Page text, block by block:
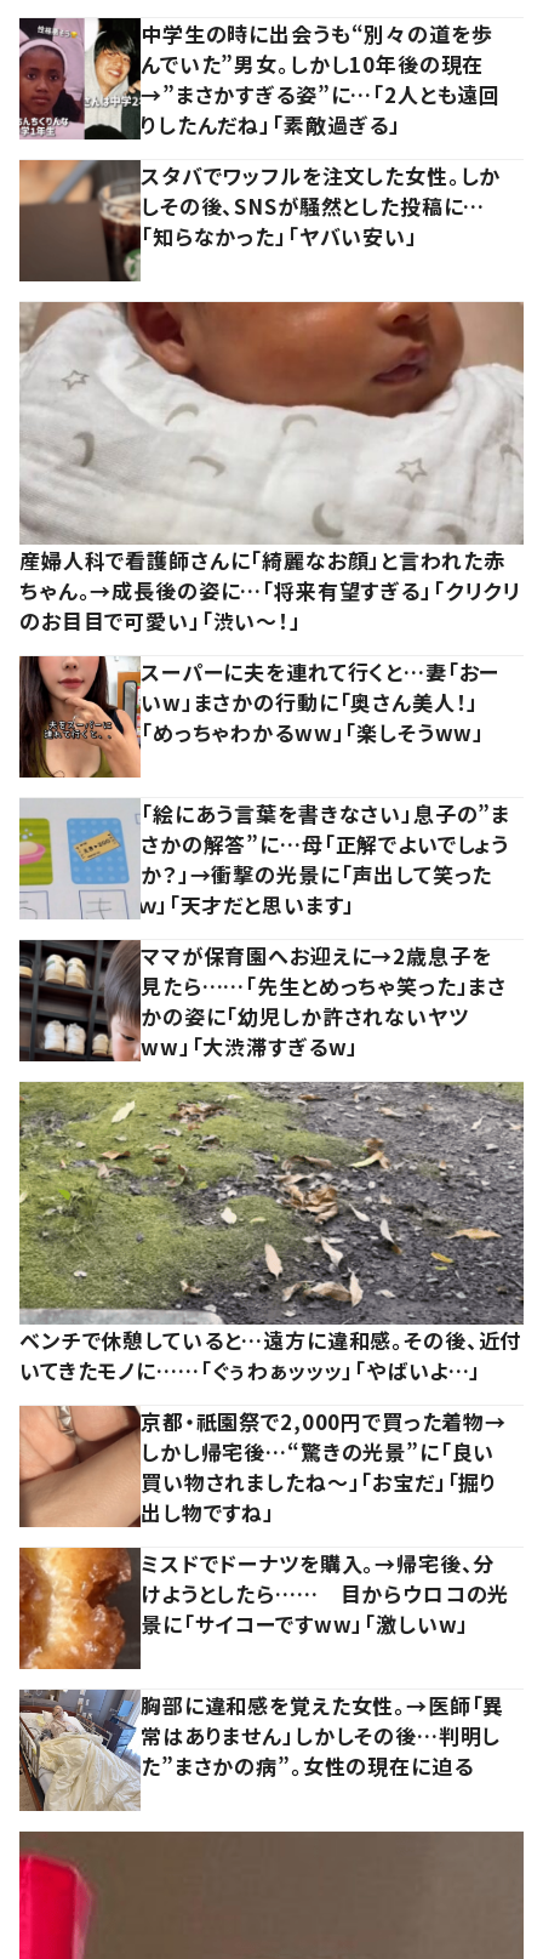
中学生の時に出会うも“別々の道を歩
んでいた”男女。しかし10年後の現在
→”まさかすぎる姿”に…「2人とも遠回
りしたんだね」「素敵過ぎる」
スタバでワッフルを注文した女性。しか
しその後、SNSが騒然とした投稿に…
「知らなかった」「ヤバい安い」
産婦人科で看護師さんに「綺麗なお顔」と言われた赤
ちゃん。→成長後の姿に…「将来有望すぎる」「クリクリ
のお目目で可愛い」「渋い～！」
スーパーに夫を連れて行くと…妻「おー
いw」まさかの行動に「奥さん美人！」
「めっちゃわかるww」「楽しそうww」
「絵にあう言葉を書きなさい」息子の”ま
さかの解答”に…母「正解でよいでしょう
か？」→衝撃の光景に「声出して笑った
ｗ」「天才だと思います」
ママが保育園へお迎えに→2歳息子を
見たら……「先生とめっちゃ笑った」まさ
かの姿に「幼児しか許されないヤツ
ww」「大渋滞すぎるw」
ベンチで休憩していると…遠方に違和感。その後、近付
いてきたモノに……「ぐぅわぁッッッ」「やばいよ…」
京都・祇園祭で2,000円で買った着物→
しかし帰宅後…“驚きの光景”に「良い
買い物されましたね～」「お宝だ」「掘り
出し物ですね」
ミスドでドーナツを購入。→帰宅後、分
けようとしたら…… 目からウロコの光
景に「サイコーですww」「激しいw」
胸部に違和感を覚えた女性。→医師「異
常はありません」しかしその後…判明し
た”まさかの病”。女性の現在に迫る